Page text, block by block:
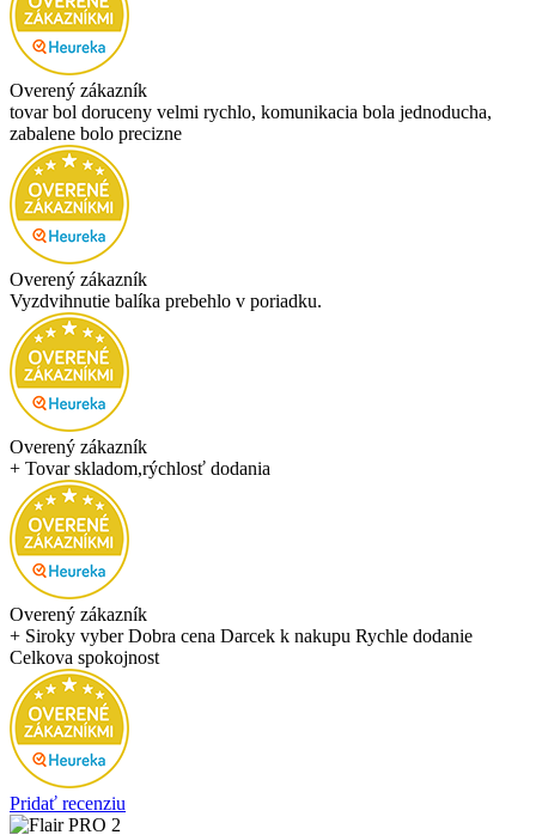
Overený zákazník
tovar bol doruceny velmi rychlo, komunikacia bola jednoducha,
zabalene bolo precizne
Overený zákazník
Vyzdvihnutie balíka prebehlo v poriadku.
Overený zákazník
+ Tovar skladom,rýchlosť dodania
Overený zákazník
+ Siroky vyber Dobra cena Darcek k nakupu Rychle dodanie
Celkova spokojnost
Pridať recenziu